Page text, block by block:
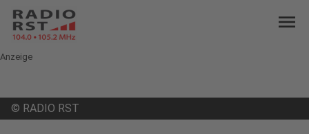
menu
Anzeige
© RADIO RST